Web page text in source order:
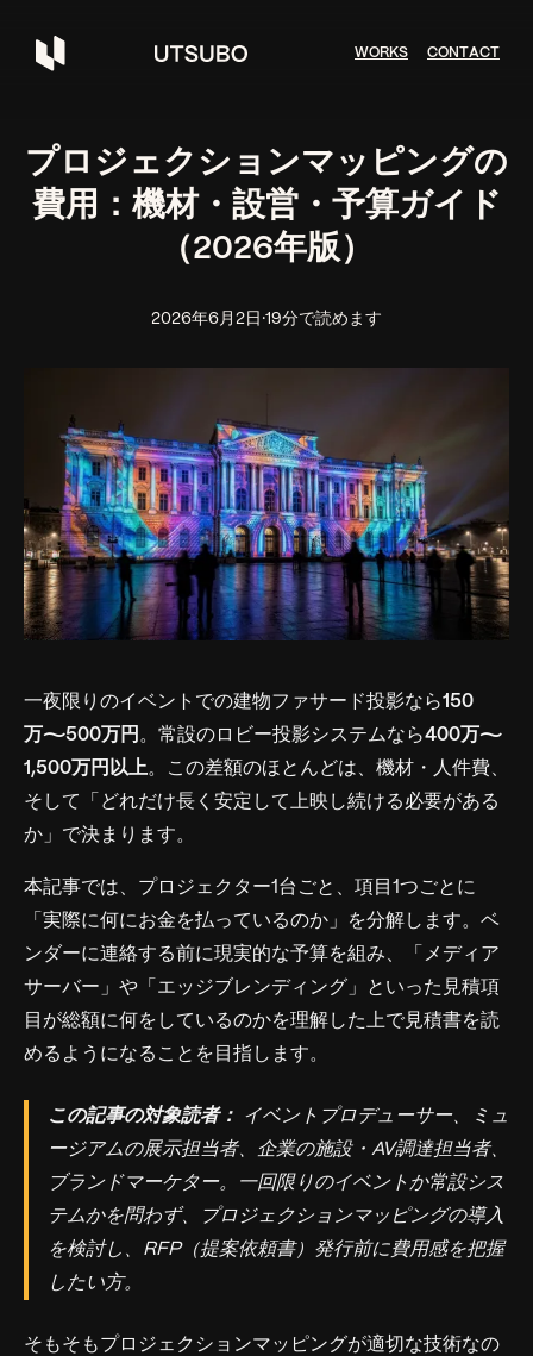
WORKS CONTACT
プロジェクションマッピングの
費用：機材・設営・予算ガイド
（2026年版）
2026年6月2日 ·19分で読めます
一夜限りのイベントでの建物ファサード投影なら150
万〜500万円 。常設のロビー投影システムなら400万〜
1,500万円以上。この差額のほとんどは、機材・人件費、
そして「どれだけ長く安定して上映し続ける必要がある
か」で決まります。
本記事では、プロジェクター1台ごと、項目1つごとに
「実際に何にお金を払っているのか」を分解します。ベ
ンダーに連絡する前に現実的な予算を組み、「メディア
サーバー」や「エッジブレンディング」といった見積項
目が総額に何をしているのかを理解した上で見積書を読
めるようになることを目指します。
この記事の対象読者：
イベントプロデューサー、ミュ
ージアムの展示担当者、企業の施設・AV調達担当者、
ブランドマーケター。一回限りのイベントか常設シス
テムかを問わず、プロジェクションマッピングの導入
を検討し、RFP（提案依頼書）発行前に費用感を把握
したい方。
そもそもプロジェクションマッピングが適切な技術なの